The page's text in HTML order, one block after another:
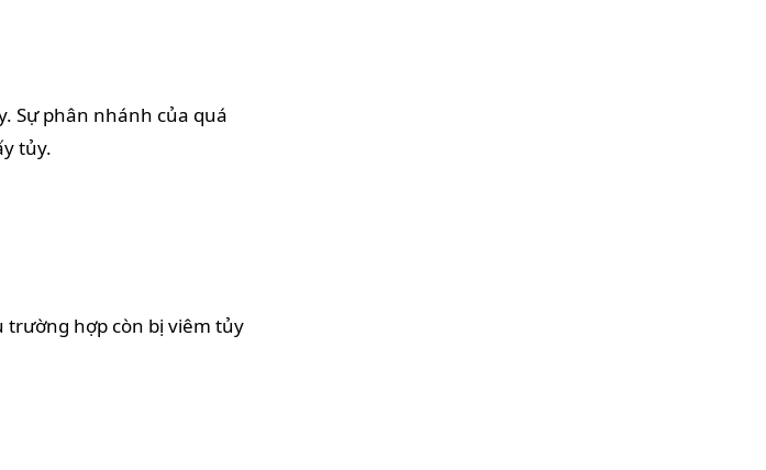
Sự phân nhánh của quá
tủy.
hợp còn bị viêm tủy